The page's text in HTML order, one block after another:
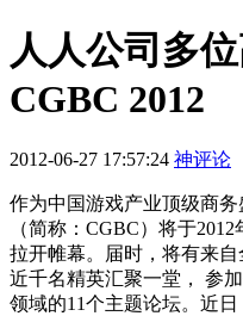
人人公司多
CGBC 2012
2012-06-27 17:57:24 神评论
作为中国游戏产业顶级商
（简称：CGBC）将于
拉开帷幕。届时，将有来
近千名精英汇聚一堂， 参
领域的11个主题论坛。近